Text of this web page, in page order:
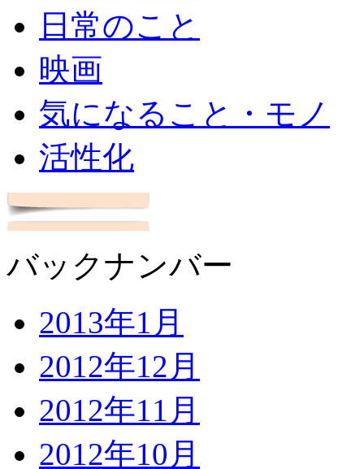
日常のこと
映画
気になること・モノ
活性化
バックナンバー
2013年1月
2012年12月
2012年11月
2012年10月